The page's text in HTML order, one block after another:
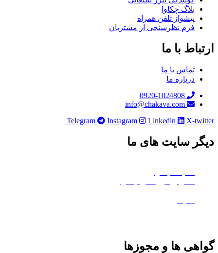
بلاگ چکاوا
پیشواز تلفن همراه
فرم نظرسنجی از مشتریان
با ما
تماس با ما
درباره ما
0920-1024808
info@chakava.com
Telegram
Instagram Linkedin X-
سایت های ما
ها و مجوزها